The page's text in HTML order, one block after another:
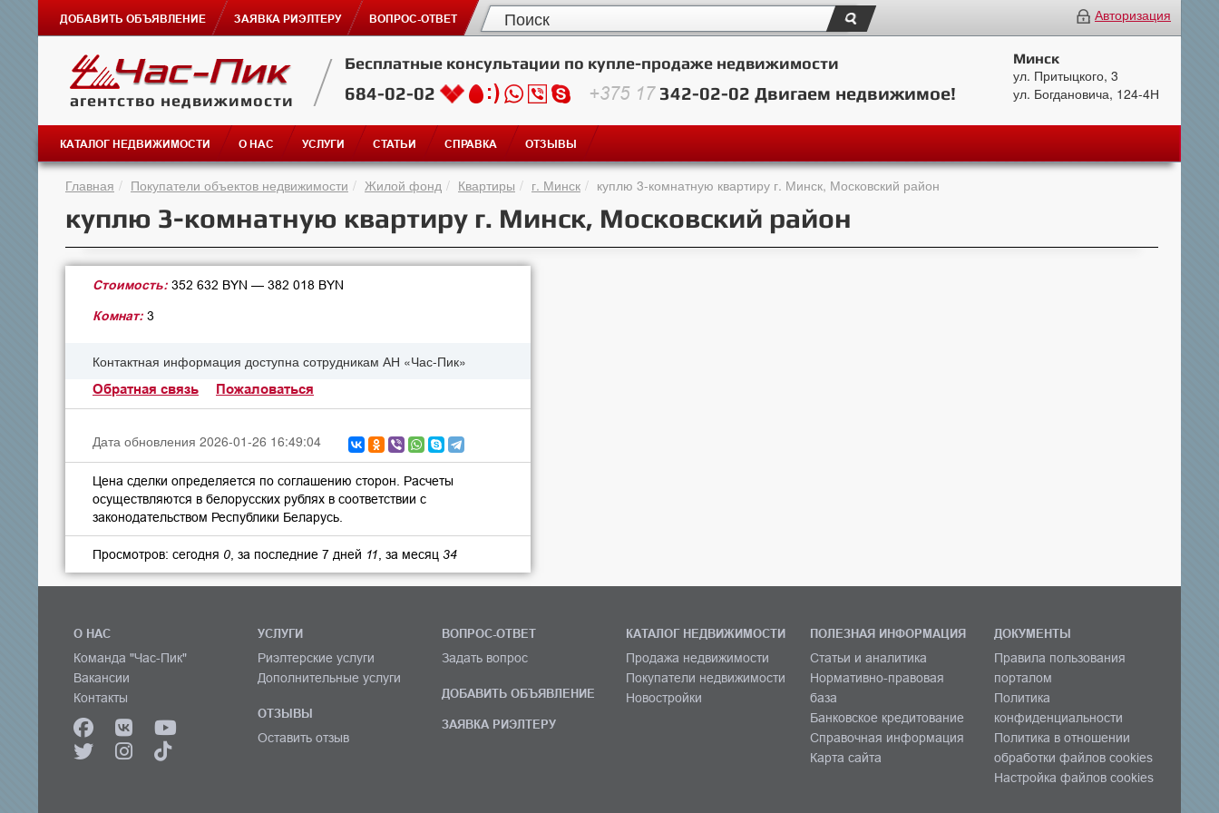
ДОБАВИТЬ ОБЪЯВЛЕНИЕ ЗАЯВКА РИЭЛТЕРУ ВОПРОС-ОТВЕТ Авторизация
агентство недвижимости
Бесплатные консультации по купле-продаже недвижимости
684-02-02 +375 17342-02-02 Двигаем недвижимое!
Минск
ул. Притыцкого, 3
ул. Богдановича, 124-4Н
КАТАЛОГ НЕДВИЖИМОСТИ О НАС УСЛУГИ СТАТЬИ СПРАВКА ОТЗЫВЫ
Главная Покупатели объектов недвижимости Жилой фонд Квартиры г. Минск куплю 3-комнатную квартиру г. Минск, Московский район
куплю 3-комнатную квартиру г. Минск, Московский район
Стоимость: 352 632 BYN — 382 018 BYN
Комнат: 3
Контактная информация доступна сотрудникам АН «Час-Пик»
Обратная связь Пожаловаться
Дата обновления 2026-01-26 16:49:04
Цена сделки определяется по соглашению сторон. Расчеты
осуществляются в белорусских рублях в соответствии с
законодательством Республики Беларусь.
Просмотров: сегодня 0 , за последние 7 дней 11 , за месяц 34
О НАС
Команда "Час-Пик"
Вакансии
Контакты
УСЛУГИ
Риэлтерские услуги
Дополнительные услуги
ОТЗЫВЫ
Оставить отзыв
ВОПРОС-ОТВЕТ
Задать вопрос
ДОБАВИТЬ ОБЪЯВЛЕНИЕ
ЗАЯВКА РИЭЛТЕРУ
КАТАЛОГ НЕДВИЖИМОСТИ
Продажа недвижимости
Покупатели недвижимости
Новостройки
ПОЛЕЗНАЯ ИНФОРМАЦИЯ
Статьи и аналитика
Нормативно-правовая
база
Банковское кредитование
Справочная информация
Карта сайта
ДОКУМЕНТЫ
Правила пользования
порталом
Политика
конфиденциальности
Политика в отношении
обработки файлов cookies
Настройка файлов cookies